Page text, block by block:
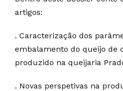
artigos:
. Caracterização dos
embalamento do queijo de
produzido na queijaria
. Novas perspetivas na